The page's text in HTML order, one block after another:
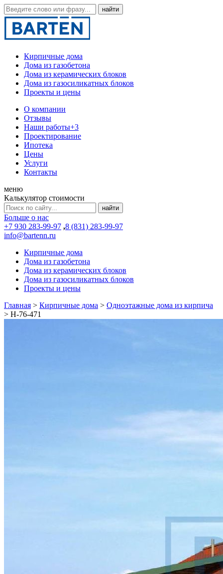
Кирпичные дома
Дома из газобетона
Дома из керамических блоков
Дома из газосиликатных блоков
Проекты и цены
О компании
Отзывы
Наши работы+3
Проектирование
Ипотека
Цены
Услуги
Контакты
меню
Калькулятор стоимости
Больше о нас
+7 930 283-99-97 ,8 (831) 283-99-97
info@bartenn.ru
Кирпичные дома
Дома из газобетона
Дома из керамических блоков
Дома из газосиликатных блоков
Проекты и цены
Главная > Кирпичные дома > Одноэтажные дома из кирпича
> Н-76-471